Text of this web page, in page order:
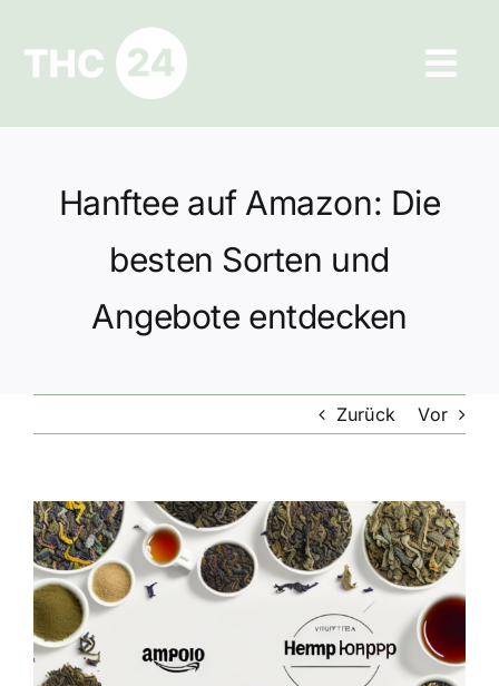
springen
Ratgeber
Hilfe und Kontakt
Datenschutz
Hanftee auf Amazon: Die
besten Sorten und
Angebote entdecken
Zurück Vor
Zeige
grösseres
Bild